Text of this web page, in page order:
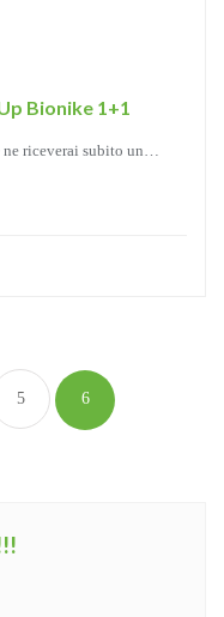
Bionike 1+1
riceverai subito un…
5 6